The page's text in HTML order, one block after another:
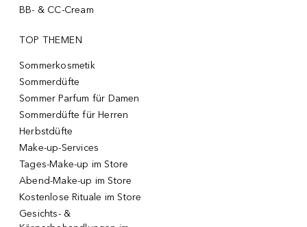
BB- & CC-Cream
TOP THEMEN
Sommerkosmetik
Sommerdüfte
Sommer Parfum für Damen
Sommerdüfte für Herren
Herbstdüfte
Make-up-Services
Tages-Make-up im Store
Abend-Make-up im Store
Kostenlose Rituale im Store
Gesichts- &